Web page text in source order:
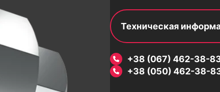
Обратные клапаны
Вибровставки
Предохранительные клапаны
Конденсатоотводчики
Фильтры осадочные
Техническая
+38 (067) 462-38-
+38 (050) 462-38-